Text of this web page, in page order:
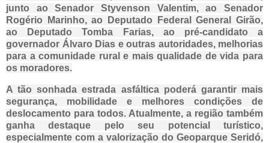
junto ao Senador Styvenson Valentim, ao Senador
Rogério Marinho, ao Deputado FederalGeneral Girão,
ao DeputadoTomba Farias, ao pré-candidato a
governador Álvaro Dias e outras autoridades, melhorias
para a comunidade rural e mais qualidade de vida para
os moradores.
A tão sonhada estrada asfáltica poderá garantir mais
segurança, mobilidade e melhores condições de
deslocamento para todos. Atualmente, a região também
ganha destaque pelo seu potencial turístico,
especialmente com a valorização do Geoparque Seridó,